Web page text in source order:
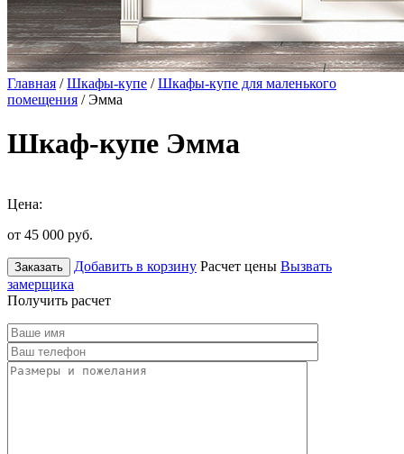
Главная /Шкафы-купе /Шкафы-купе для маленького
помещения / Эмма
Шкаф-купе Эмма
Цена:
от 45 000 руб.
Заказать Добавить в корзину Расчет цены Вызвать
замерщика
Получить расчет